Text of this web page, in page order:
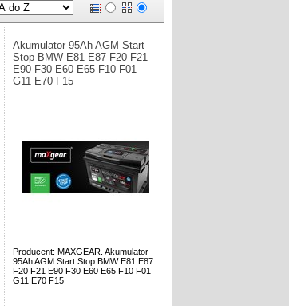
Akumulator 95Ah AGM Start
Stop BMW E81 E87 F20 F21
E90 F30 E60 E65 F10 F01
G11 E70 F15
Producent: MAXGEAR. Akumulator
95Ah AGM Start Stop BMW E81 E87
F20 F21 E90 F30 E60 E65 F10 F01
G11 E70 F15